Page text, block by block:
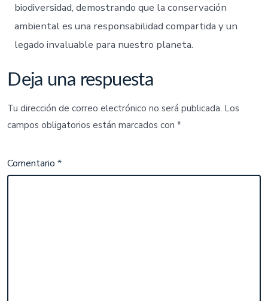
biodiversidad, demostrando que la conservación
ambiental es una responsabilidad compartida y un
legado invaluable para nuestro planeta.
Deja una respuesta
Tu dirección de correo electrónico no será publicada. Los
campos obligatorios están marcados con*
Comentario*